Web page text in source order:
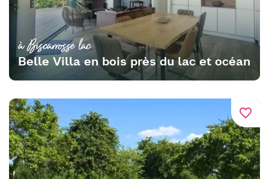
à Biscarrosse lac
Belle Villa en bois près du lac et océan
favorite_border